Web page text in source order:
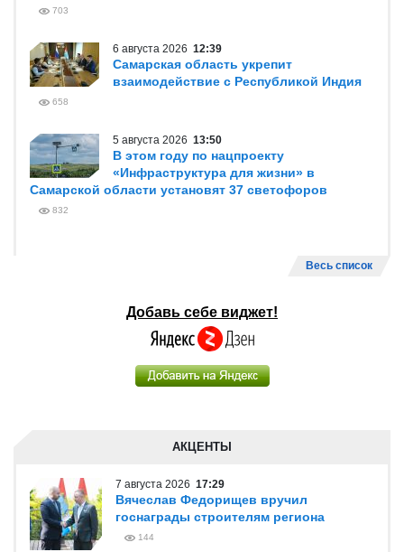
703
6 августа 2026 12:39
Самарская область укрепит
взаимодействие с Республикой Индия
658
5 августа 2026 13:50
В этом году по нацпроекту
«Инфраструктура для жизни» в
Самарской области установят 37 светофоров
832
Весь список
Добавь себе виджет!
АКЦЕНТЫ
7 августа 2026 17:29
Вячеслав Федорищев вручил
госнаграды строителям региона
144